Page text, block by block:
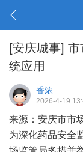
[安庆城事] 市
统应用
香浓
2026-4-19
来源：安庆市市
为深化药品安全